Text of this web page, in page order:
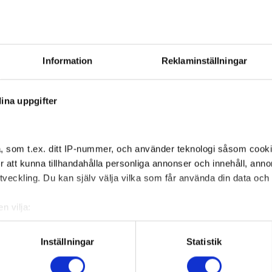
Information Reklaminställningar
uppgifter
som t.ex. ditt IP-nummer, och använder teknologi såsom
att kunna tillhandahålla personliga annonser och innehåll,
Du kan själv välja vilka som får använda din data
vilja:
din geografiska plats som kan ha en noggrannhet på upp till
att aktivt skanna den för specifika kännetecken
uppgifter behandlas och ställ in dina preferenser i
Inställningar Statistik
planerade nämligen att bygga bostäder på
har sedan dess lagts ner, berättar Anna
i berget och grönytorna omkring. Så bostäder
lilla röda huset sedan sist.
vårt tillstånd gick ut. Stadsdelsförvaltningen
och sökte tillstånd och ansvarar för huset
i ett mejl.